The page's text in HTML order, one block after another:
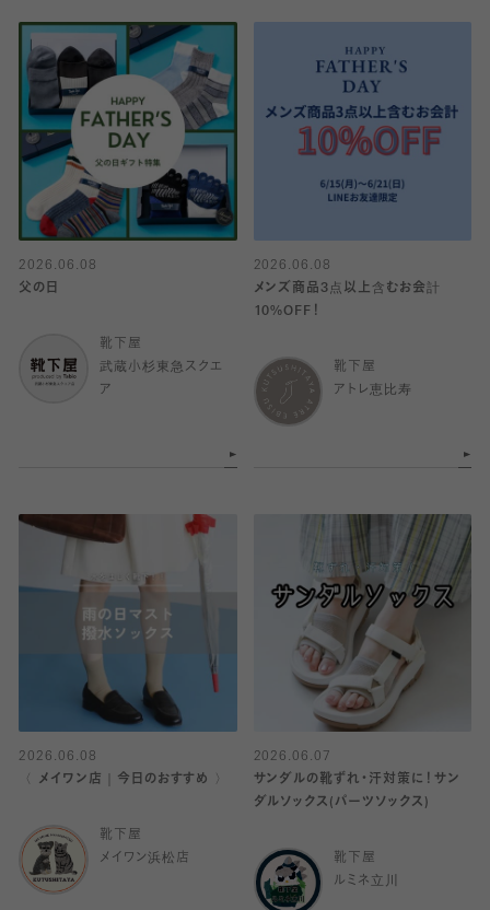
2026.06.08
父の日
靴下屋
武蔵小杉東急スクエ
ア
2026.06.08
メンズ商品3点以上含むお会計
10%OFF！
靴下屋
アトレ恵比寿
2026.06.08
〈 メイワン店｜今日のおすすめ 〉
靴下屋
メイワン浜松店
2026.06.07
サンダルの靴ずれ・汗対策に！サン
ダルソックス(パーツソックス)
靴下屋
ルミネ立川